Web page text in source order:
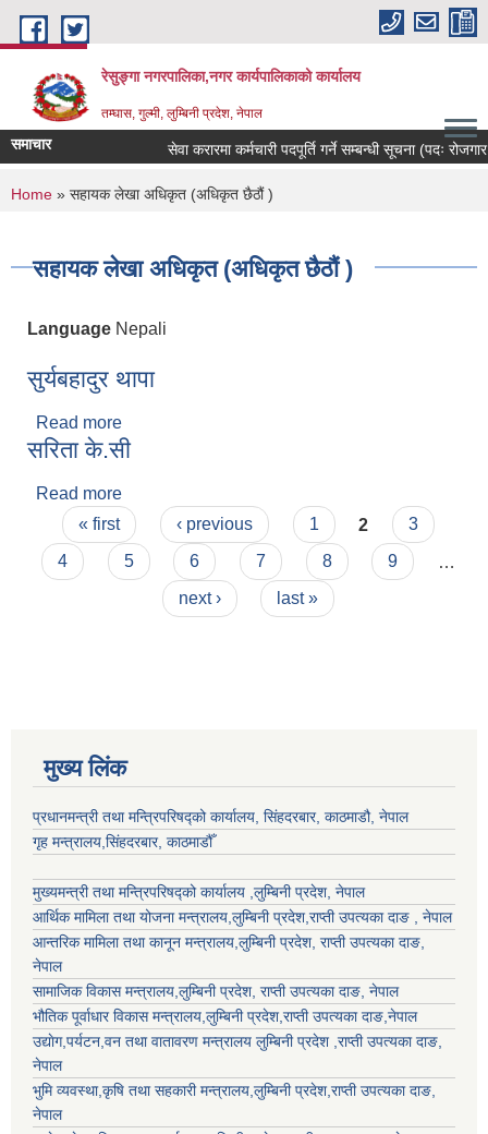
Skip to main content
रेसुङ्गा नगरपालिका,नगर कार्यपालिकाको कार्यालय
तम्घास, गुल्मी, लुम्बिनी प्रदेश, नेपाल
समाचार सेवा करारमा कर्मचारी पदपूर्ति गर्ने सम्बन्धी सूचना (पदः रोजगार
You are here
Home » सहायक लेखा अधिकृत (अधिकृत छैठौं )
सहायक लेखा अधिकृत (अधिकृत छैठौं )
Language Nepali
सुर्यबहादुर थापा
Read more
सरिता के.सी
Read more
Pages
« first ‹ previous 1 2
3
4
5 6 7 8 9
next ›
last »
मुख्य लिंक
प्रधानमन्त्री तथा मन्त्रिपरिषद्को कार्यालय, सिंहदरबार, काठमाडौ, नेपाल
गृह मन्त्रालय,सिंहदरबार, काठमाडौँ
मुख्यमन्त्री तथा मन्त्रिपरिषद्को कार्यालय ,लुम्बिनी प्रदेश, नेपाल
आर्थिक मामिला तथा योजना मन्त्रालय,लुम्बिनी प्रदेश,राप्ती उपत्यका दाङ , नेपाल
आन्तरिक मामिला तथा कानून मन्त्रालय,लुम्बिनी प्रदेश, राप्ती उपत्यका दाङ,
नेपाल
सामाजिक विकास मन्त्रालय,लुम्बिनी प्रदेश, राप्ती उपत्यका दाङ, नेपाल
भौतिक पूर्वाधार विकास मन्त्रालय,लुम्बिनी प्रदेश,राप्ती उपत्यका दाङ,नेपाल
उद्याेग,पर्यटन,वन तथा वातावरण मन्त्रालय लुम्बिनी प्रदेश ,राप्ती उपत्यका दाङ,
नेपाल
भुमि व्यवस्था,कृषि तथा सहकारी मन्त्रालय,लुम्बिनी प्रदेश,राप्ती उपत्यका दाङ,
नेपाल